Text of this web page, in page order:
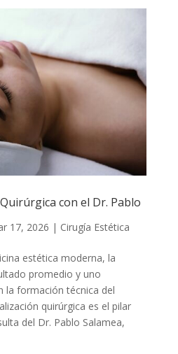
con el Dr. Pablo
17, 2026 | Cirugía Estética
estética moderna, la
promedio y uno
la formación técnica del
quirúrgica es el pilar
del Dr. Pablo Salamea,